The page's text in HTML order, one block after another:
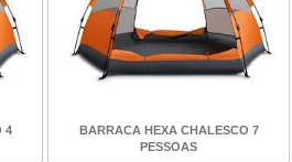
4
BARRACA HEXA CHALESCO 7
PESSOAS